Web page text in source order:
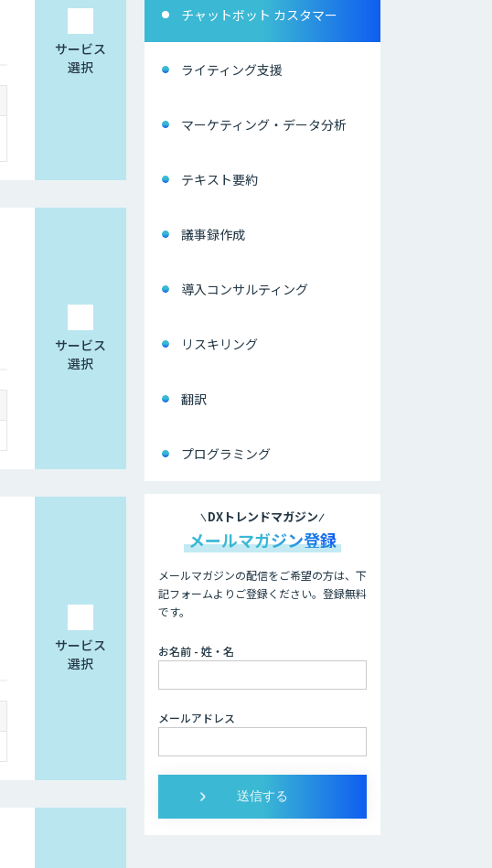
サービス
選択
サービス
選択
サービス
選択
チャットボット カスタマー
ライティング支援
マーケティング・データ分析
テキスト要約
議事録作成
導入コンサルティング
リスキリング
翻訳
プログラミング
DXトレンドマガジン
メールマガジン登録
メールマガジンの配信をご希望の方は、下
記フォームよりご登録ください。登録無料
です。
お名前 - 姓・名
メールアドレス